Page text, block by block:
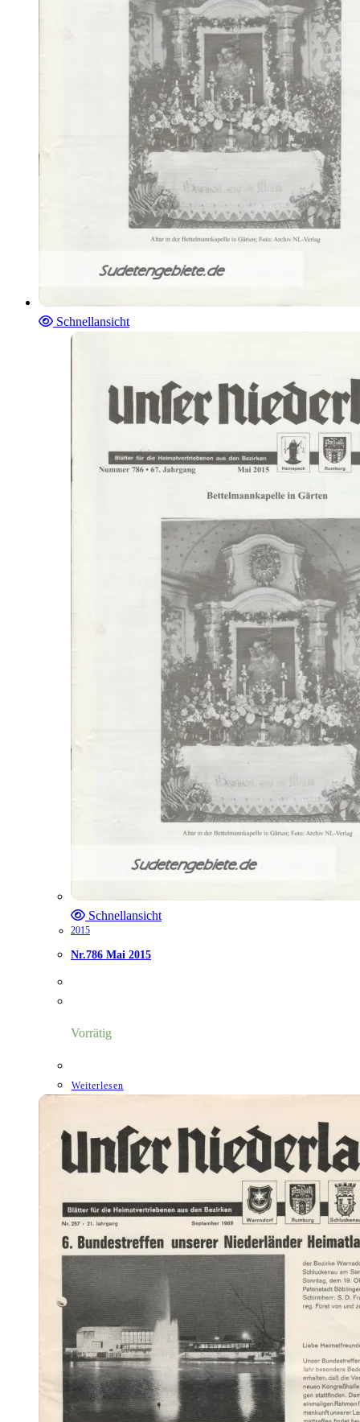
Schnellansicht
Schnellansicht
2015
Nr.786 Mai 2015
Vorrätig
Weiterlesen